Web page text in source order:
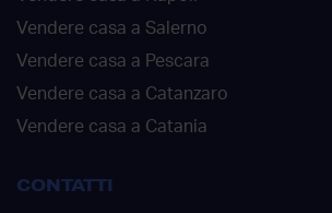
Vendere casa a Salerno
Vendere casa a Pescara
Vendere casa a Catanzaro
Vendere casa a Catania
CONTATTI